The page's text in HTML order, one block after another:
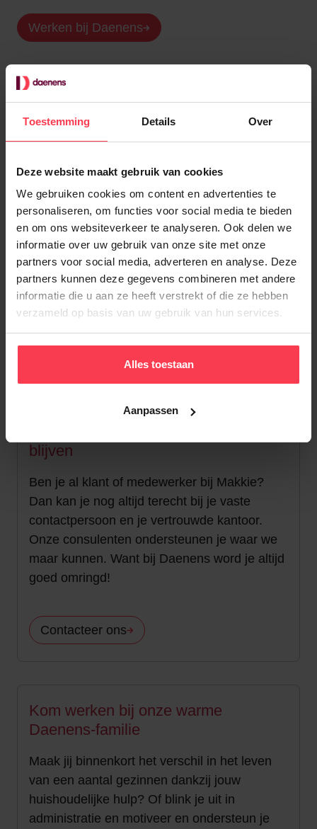
Toestemming Details Over
Deze website maakt gebruik van cookies
We gebruiken cookies om content en advertenties te
personaliseren, om functies voor social media te bieden
en om ons websiteverkeer te analyseren. Ook delen we
informatie over uw gebruik van onze site met onze
partners voor social media, adverteren en analyse. Deze
partners kunnen deze gegevens combineren met andere
informatie die u aan ze heeft verstrekt of die ze hebben
verzameld op basis van uw gebruik van hun services.
Alles toestaan
Aanpassen
Werken bij Daenens
Daenens in cijfers
+100.000
Huishoudens
+17.200
Huishoudhulpen
+500
blijven
Ben je al klant of medewerker bij Makkie?
Dan kan je nog altijd terecht bij je vaste
contactpersoon en je vertrouwde kantoor.
Onze consulenten ondersteunen je waar we
maar kunnen. Want bij Daenens word je altijd
goed omringd!
Contacteer ons
Kom werken bij onze warme
Daenens-familie
Maak jij binnenkort het verschil in het leven
van een aantal gezinnen dankzij jouw
huishoudelijke hulp? Of blink je uit in
administratie en motiveer en ondersteun je